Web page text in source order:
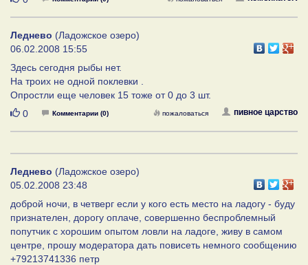
Леднево (Ладожское озеро)
06.02.2008 15:55
Здесь сегодня рыбы нет.
На троих не одной поклевки .
Опростли еще человек 15 тоже от 0 до 3 шт.
Нравится
0 Комментарии (0) пивное царство
пожаловаться
Леднево (Ладожское озеро)
05.02.2008 23:48
доброй ночи, в четверг если у кого есть место на ладогу - буду
признателен, дорогу оплаче, совершенно беспроблемный
попутчик с хорошим опытом ловли на ладоге, живу в самом
центре, прошу модератора дать повисеть немного сообщению
+79213741336 петр